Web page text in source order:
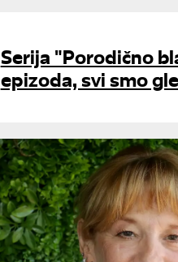
Serija "Porodično
epizoda, svi smo